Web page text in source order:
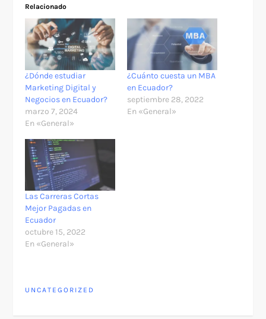
Relacionado
¿Dónde estudiar
Marketing Digital y
Negocios en Ecuador?
marzo 7, 2024
En «General»
¿Cuánto cuesta un MBA
en Ecuador?
septiembre 28, 2022
En «General»
Las Carreras Cortas
Mejor Pagadas en
Ecuador
octubre 15, 2022
En «General»
UNCATEGORIZED